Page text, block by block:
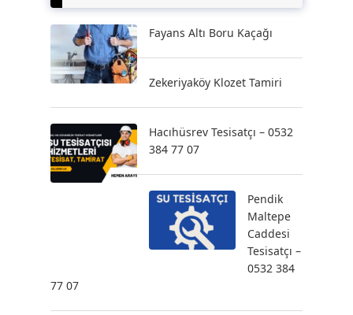
Fayans Altı Boru Kaçağı
Zekeriyaköy Klozet Tamiri
Hacıhüsrev Tesisatçı – 0532
384 77 07
Pendik
Maltepe
Caddesi
Tesisatçı –
0532 384
77 07